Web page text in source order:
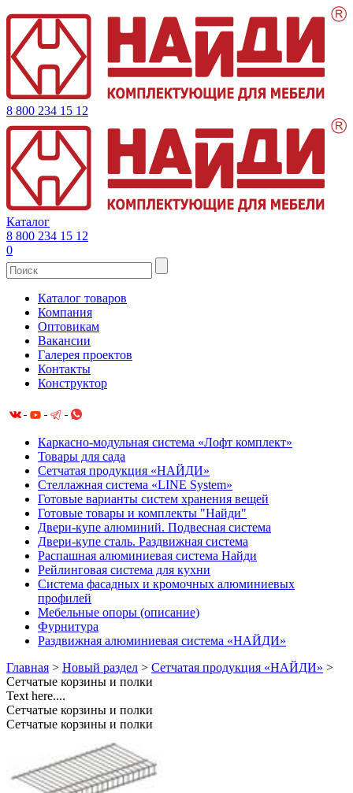
8 800 234 15 12
Каталог
8 800 234 15 12
0
Каталог товаров
Компания
Оптовикам
Вакансии
Галерея проектов
Контакты
Конструктор
Каркасно-модульная система «Лофт комплект»
Товары для сада
Сетчатая продукция «НАЙДИ»
Cтеллажная система «LINE System»
Готовые варианты систем хранения вещей
Готовые товары и комплекты "Найди"
Двери-купе алюминий. Подвесная система
Двери-купе сталь. Раздвижная система
Распашная алюминиевая система Найди
Рейлинговая система для кухни
Система фасадных и кромочных алюминиевых
профилей
Мебельные опоры (описание)
Фурнитура
Раздвижная алюминиевая система «НАЙДИ»
Главная > Новый раздел > Сетчатая продукция «НАЙДИ» >
Сетчатые корзины и полки
Text here....
Сетчатые корзины и полки
Сетчатые корзины и полки